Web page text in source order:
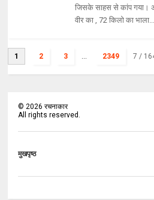
जिसके साहस से कांप गया।
वीर का , 72 किलो का भाला...
1 2 3 ... 2349 7 /
© 2026 रचनाकार
All rights reserved.
मुखपृष्ठ